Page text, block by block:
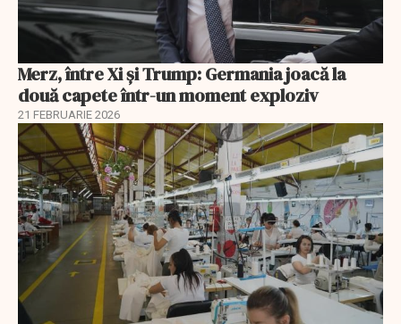
Merz, între Xi și Trump: Germania joacă la
două capete într-un moment exploziv
21 FEBRUARIE 2026